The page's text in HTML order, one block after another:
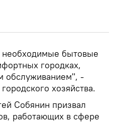
бытовые
городках,
обслуживанием", -
хозяйства.
Собянин призвал
работающих в сфере